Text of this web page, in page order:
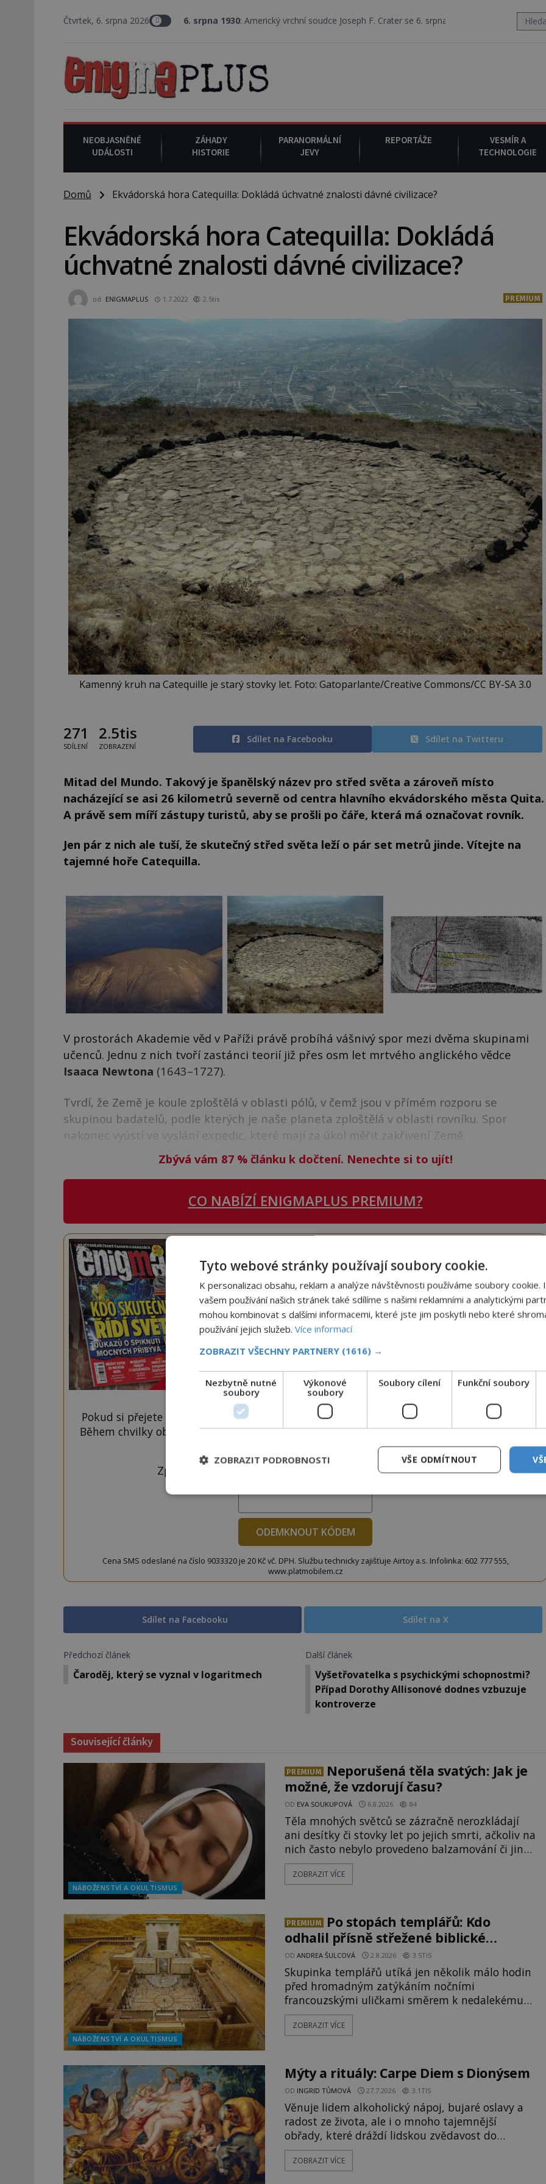
Čtvrtek, 6. srpna 2026
6. srpna 1930 : Americký vrchní soudce Joseph F. Crater se 6. srpna 1930 navečeří ve své oblíbené
NEOBJASNĚNÉ
UDÁLOSTI
ZÁHADY
HISTORIE
PARANORMÁLNÍ
JEVY
REPORTÁŽE
VESMÍR A
TECHNOLOGIE
Domů Ekvádorská hora Catequilla: Dokládá úchvatné znalosti dávné civilizace?
Ekvádorská hora Catequilla: Dokládá
úchvatné znalosti dávné civilizace?
od ENIGMAPLUS 1.7.2022 2.5tis PREMIUM
Kamenný kruh na Catequille je starý stovky let. Foto: Gatoparlante/Creative Commons/CC BY-SA 3.0
271
SDÍLENÍ
2.5tis
ZOBRAZENÍ
Sdílet na Facebooku Sdílet na Twitteru
Mitad del Mundo. Takový je španělský název pro střed světa a zároveň místo
nacházející se asi 26 kilometrů severně od centra hlavního ekvádorského města Quita.
A právě sem míří zástupy turistů, aby se prošli po čáře, která má označovat rovník.
Jen pár z nich ale tuší, že skutečný střed světa leží o pár set metrů jinde. Vítejte na
tajemné hoře Catequilla.
V prostorách Akademie věd v Paříži právě probíhá vášnivý spor mezi dvěma skupinami
učenců. Jednu z nich tvoří zastánci teorií již přes osm let mrtvého anglického vědce
Isaaca Newtona (1643–1727).
Tvrdí, že Země je koule zploštělá v oblasti pólů, v čemž jsou v přímém rozporu se
skupinou badatelů, podle kterých je naše planeta zploštělá v oblasti rovníku. Spor
nakonec vyústí ve vyslání expedic, které mají za úkol měřit zakřivení Země.
Zbývá vám 87 %článku k dočtení. Nenechte si to ujít!
CO NABÍZÍ ENIGMAPLUS PREMIUM?
itisícedalšíchskvělých článků.
Navíc od nás obdržíte i celou řadu
hodnotných bonusů
ODEMKNOUT ČLÁNEK
Pokud si přejete odemknout pouze tento článek, můžete tak učinit zasláním jediné SMS.
Během chvilky obdržíte číselný kód, který opíšete do následujícího okénka a kliknutím na
Zprávu ve tvaru "CTU CLANEK" odešlete na číslo903 33 20.
ODEMKNOUT KÓDEM
Cena SMS odeslané na číslo 9033320 je 20 Kč vč. DPH. Službu technicky zajišťuje Airtoy a.s. Infolinka: 602 777 555,
www.platmobilem.cz
Sdílet na Facebooku Sdílet na X
Předchozí článek
Čaroděj, který se vyznal v logaritmech
Další článek
Vyšetřovatelka s psychickými schopnostmi?
Případ Dorothy Allisonové dodnes vzbuzuje
kontroverze
Související články
NÁBOŽENSTVÍ A OKULTISMUS
PREMIUM
Neporušená těla svatých: Jak je
možné, že vzdorují času?
OD EVA SOUKUPOVÁ 6.8.2026 84
Těla mnohých světců se zázračně nerozkládají
ani desítky či stovky let po jejich smrti, ačkoliv na
nich často nebylo provedeno balzamování či jiné
pokusy o konzervaci. Neporušené ostatky bývají
považovány za důkaz svatosti zemřelých. Jaké
Milosrdných
ZOBRAZIT VÍCE
NÁBOŽENSTVÍ A OKULTISMUS
PREMIUM
Po stopách templářů: Kdo
odhalil přísně střežené biblické
tajemství?
ODANDREA ŠULCOVÁ 2.8.2026 3.5TIS
Skupinka templářů utíká jen několik málo hodin
před hromadným zatýkáním nočními
francouzskými uličkami směrem k nedalekému
přístavu. Jeden z nich má přes ramena ranec s
tajemným obsahem. Kapitán lodi už na ně čeká.
kapitáne?“ zeptá se ho jeden z templářů. „Do Sk
ZOBRAZIT VÍCE
Mýty a rituály: Carpe Diem s Dionýsem
OD INGRID TŮMOVÁ 27.7.2026 3.1TIS
Věnuje lidem alkoholický nápoj, bujaré oslavy a
radost ze života, ale i o mnoho tajemnější
obřady, které dráždí lidskou zvědavost do
dnešních dní. Co doopravdy představuje bůh,
jemuž Římané říkají Bakchus? Mytologický příběh
ZOBRAZIT VÍCE
Tyto webové stránky používají soubory cookie.
K personalizaci obsahu, reklam a analýze návštěvnosti používáme soubory cookie.
vašem používání našich stránek také sdílíme s našimi reklamními a analytickými
mohou kombinovat s dalšími informacemi, které jste jim poskytli nebo které
používání jejich služeb. Více informací
ZOBRAZIT VŠECHNY PARTNERY (1616) →
Nezbytně nutné
soubory
Výkonové
soubory
Soubory cílení Funkční soubory
VŠE ODMÍTNOUT
ZOBRAZIT PODROBNOSTI